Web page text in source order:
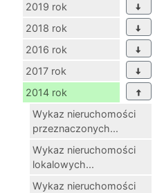
2019 rok
2018 rok
2016 rok
2017 rok
2014 rok
Wykaz nieruchomości
przeznaczonych...
Wykaz nieruchomości
lokalowych...
Wykaz nieruchomości